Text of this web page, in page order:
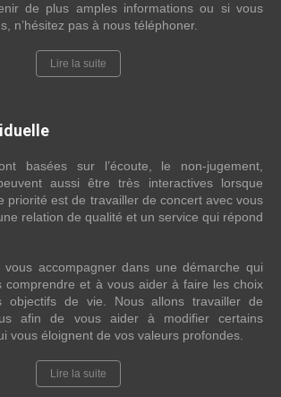
de plus amples informations ou si vous
n’hésitez pas à nous téléphoner.
Lire la suite
basées sur l’écoute, le non-jugement,
aussi être très interactives lorsque
priorité est de travailler de concert avec vous
relation de qualité et un service qui répond
accompagner dans une démarche qui
comprendre et à vous aider à faire les choix
objectifs de vie. Nous allons travailler de
afin de vous aider à modifier certains
vous éloignent de vos valeurs profondes.
Lire la suite